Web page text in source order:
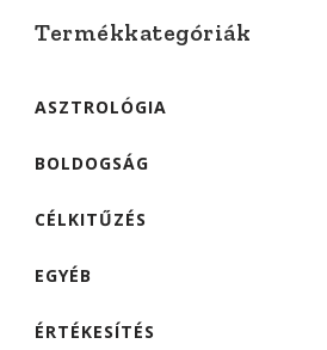
Termékkategóriák
ASZTROLÓGIA
BOLDOGSÁG
CÉLKITŰZÉS
EGYÉB
ÉRTÉKESÍTÉS